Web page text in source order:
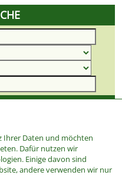
Ihrer Daten und möchten
Dafür nutzen wir
Einige davon sind
andere verwenden wir nur